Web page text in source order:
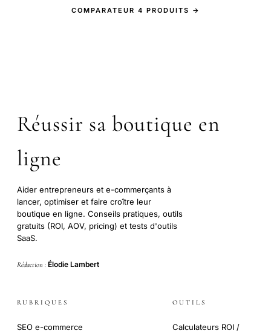
COMPARATEUR 4 PRODUITS →
Réussir sa boutique en
ligne
Aider entrepreneurs et e-commerçants à
lancer, optimiser et faire croître leur
boutique en ligne. Conseils pratiques, outils
gratuits (ROI, AOV, pricing) et tests d'outils
SaaS.
Rédaction : Élodie Lambert
RUBRIQUES
SEO e-commerce
OUTILS
Calculateurs ROI /